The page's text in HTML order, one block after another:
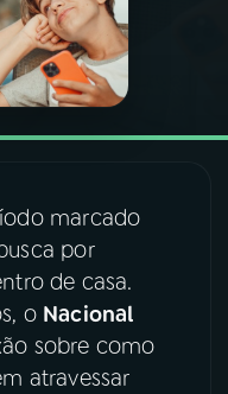
marcado
por
de casa.
o Nacional
sobre como
atravessar